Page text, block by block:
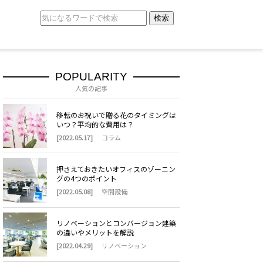
検索
POPULARITY
人気の記事
移転のお祝いで贈る花のタイミングは
いつ？平均的な費用は？
[2022.05.17] コラム
押さえておきたいオフィスのゾーニン
グの4つのポイント
[2022.05.08] 空間設備
リノベーションとコンバージョン建築
の違いやメリットを解説
[2022.04.29] リノベーション